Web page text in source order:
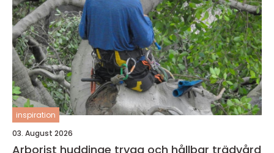
inspiration
03. August 2026
Arborist huddinge trygg och hållbar trädvård